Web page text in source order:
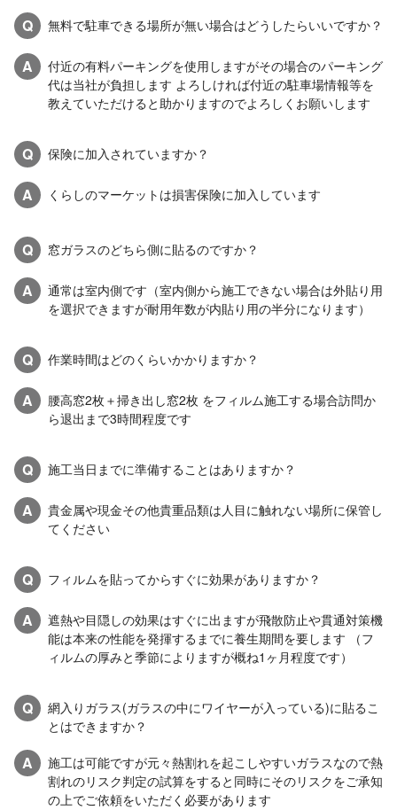
Q 無料で駐車できる場所が無い場合はどうしたらいいですか？
A
付近の有料パーキングを使用しますがその場合のパーキング
代は当社が負担します よろしければ付近の駐車場情報等を
教えていただけると助かりますのでよろしくお願いします
Q 保険に加入されていますか？
A くらしのマーケットは損害保険に加入しています
Q 窓ガラスのどちら側に貼るのですか？
A
通常は室内側です（室内側から施工できない場合は外貼り用
を選択できますが耐用年数が内貼り用の半分になります）
Q 作業時間はどのくらいかかりますか？
A
腰高窓2枚＋掃き出し窓2枚 をフィルム施工する場合訪問か
ら退出まで3時間程度です
Q 施工当日までに準備することはありますか？
A
貴金属や現金その他貴重品類は人目に触れない場所に保管し
てください
Q フィルムを貼ってからすぐに効果がありますか？
A
遮熱や目隠しの効果はすぐに出ますが飛散防止や貫通対策機
能は本来の性能を発揮するまでに養生期間を要します （フ
ィルムの厚みと季節によりますが概ね1ヶ月程度です）
Q
網入りガラス(ガラスの中にワイヤーが入っている)に貼るこ
とはできますか？
A
施工は可能ですが元々熱割れを起こしやすいガラスなので熱
割れのリスク判定の試算をすると同時にそのリスクをご承知
の上でご依頼をいただく必要があります